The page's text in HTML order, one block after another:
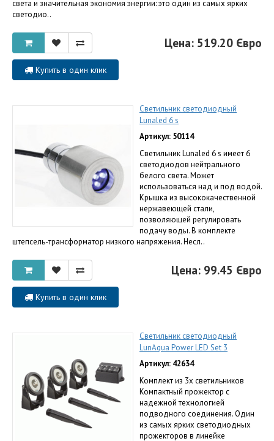
света и значительная экономия энергии: это один из самых ярких
светодио..
Цена: 519.20 Євро
Купить в один клик
Светильник светодиодный
Lunaled 6 s
Артикул: 50114
Светильник Lunaled 6 s имеет 6
светодиодов нейтрального
белого света. Может
использоваться над и под водой.
Крышка из высококачественной
нержавеющей стали,
позволяющей регулировать
подачу воды. В комплекте
штепсель-трансформатор низкого напряжения. Несл..
Цена: 99.45 Євро
Купить в один клик
Светильник светодиодный
LunAqua Power LED Set 3
Артикул: 42634
Комплект из 3х светильников
Компактный прожектор с
надежной технологией
подводного соединения. Один
из самых ярких светодиодных
прожекторов в линейке